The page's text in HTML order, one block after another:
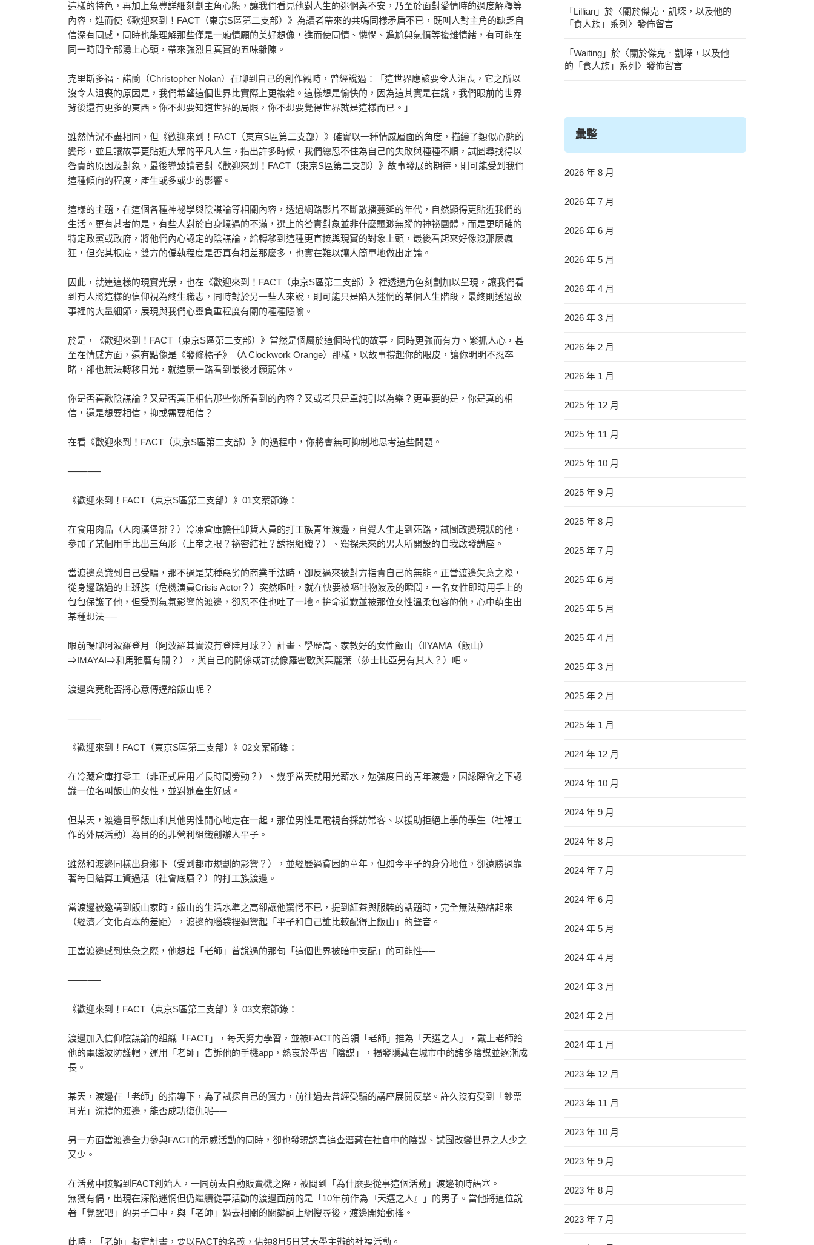
這樣的特色，再加上魚豊詳細刻劃主角心態，讓我們看見他對人生的迷惘與不安，乃至於面對愛情時的過度解釋等
內容，進而使《歡迎來到！FACT（東京S區第二支部）》為讀者帶來的共鳴同樣矛盾不已，既叫人對主角的缺乏自
信深有同感，同時也能理解那些僅是一廂情願的美好想像，進而使同情、憐憫、尷尬與氣憤等複雜情緒，有可能在
同一時間全部湧上心頭，帶來強烈且真實的五味雜陳。
克里斯多福．諾蘭（Christopher Nolan）在聊到自己的創作觀時，曾經說過：「這世界應該要令人沮喪，它之所以
沒令人沮喪的原因是，我們希望這個世界比實際上更複雜。這樣想是愉快的，因為這其實是在說，我們眼前的世界
背後還有更多的東西。你不想要知道世界的局限，你不想要覺得世界就是這樣而已。」
雖然情況不盡相同，但《歡迎來到！FACT（東京S區第二支部）》確實以一種情感層面的角度，描繪了類似心態的
變形，並且讓故事更貼近大眾的平凡人生，指出許多時候，我們總忍不住為自己的失敗與種種不順，試圖尋找得以
咎責的原因及對象，最後導致讀者對《歡迎來到！FACT（東京S區第二支部）》故事發展的期待，則可能受到我們
這種傾向的程度，產生或多或少的影響。
這樣的主題，在這個各種神祕學與陰謀論等相關內容，透過網路影片不斷散播蔓延的年代，自然顯得更貼近我們的
生活。更有甚者的是，有些人對於自身境遇的不滿，選上的咎責對象並非什麼飄渺無蹤的神祕團體，而是更明確的
特定政黨或政府，將他們內心認定的陰謀論，給轉移到這種更直接與現實的對象上頭，最後看起來好像沒那麼瘋
狂，但究其根底，雙方的偏執程度是否真有相差那麼多，也實在難以讓人簡單地做出定論。
因此，就連這樣的現實光景，也在《歡迎來到！FACT（東京S區第二支部）》裡透過角色刻劃加以呈現，讓我們看
到有人將這樣的信仰視為終生職志，同時對於另一些人來說，則可能只是陷入迷惘的某個人生階段，最終則透過故
事裡的大量細節，展現與我們心靈負重程度有關的種種隱喻。
於是，《歡迎來到！FACT（東京S區第二支部）》當然是個屬於這個時代的故事，同時更強而有力、緊抓人心，甚
至在情感方面，還有點像是《發條橘子》（A Clockwork Orange）那樣，以故事撐起你的眼皮，讓你明明不忍卒
睹，卻也無法轉移目光，就這麼一路看到最後才願罷休。
你是否喜歡陰謀論？又是否真正相信那些你所看到的內容？又或者只是單純引以為樂？更重要的是，你是真的相
信，還是想要相信，抑或需要相信？
在看《歡迎來到！FACT（東京S區第二支部）》的過程中，你將會無可抑制地思考這些問題。
─────
《歡迎來到！FACT（東京S區第二支部）》01文案節錄：
在食用肉品（人肉漢堡排？）冷凍倉庫擔任卸貨人員的打工族青年渡邊，自覺人生走到死路，試圖改變現狀的他，
參加了某個用手比出三角形（上帝之眼？祕密結社？誘拐組織？）、窺探未來的男人所開設的自我啟發講座。
當渡邊意識到自己受騙，那不過是某種惡劣的商業手法時，卻反過來被對方指責自己的無能。正當渡邊失意之際，
從身邊路過的上班族（危機演員Crisis Actor？）突然嘔吐，就在快要被嘔吐物波及的瞬間，一名女性即時用手上的
包包保護了他，但受到氣氛影響的渡邊，卻忍不住也吐了一地。拚命道歉並被那位女性溫柔包容的他，心中萌生出
某種想法──
眼前暢聊阿波羅登月（阿波羅其實沒有登陸月球？）計畫、學歷高、家教好的女性飯山（IIYAMA（飯山）
⇒IMAYAI⇒和馬雅曆有關？），與自己的關係或許就像羅密歐與茱麗葉（莎士比亞另有其人？）吧。
渡邊究竟能否將心意傳達給飯山呢？
─────
《歡迎來到！FACT（東京S區第二支部）》02文案節錄：
在冷藏倉庫打零工（非正式雇用／長時間勞動？）、幾乎當天就用光薪水，勉強度日的青年渡邊，因緣際會之下認
識一位名叫飯山的女性，並對她產生好感。
但某天，渡邊目擊飯山和其他男性開心地走在一起，那位男性是電視台採訪常客、以援助拒絕上學的學生（社福工
作的外展活動）為目的的非營利組織創辦人平子。
雖然和渡邊同樣出身鄉下（受到都市規劃的影響？），並經歷過貧困的童年，但如今平子的身分地位，卻遠勝過靠
著每日結算工資過活（社會底層？）的打工族渡邊。
當渡邊被邀請到飯山家時，飯山的生活水準之高卻讓他驚愕不已，提到紅茶與服裝的話題時，完全無法熱絡起來
（經濟／文化資本的差距），渡邊的腦袋裡迴響起「平子和自己誰比較配得上飯山」的聲音。
正當渡邊感到焦急之際，他想起「老師」曾說過的那句「這個世界被暗中支配」的可能性──
─────
《歡迎來到！FACT（東京S區第二支部）》03文案節錄：
渡邊加入信仰陰謀論的組織「FACT」，每天努力學習，並被FACT的首領「老師」推為「天選之人」，戴上老師給
他的電磁波防護帽，運用「老師」告訴他的手機app，熱衷於學習「陰謀」，揭發隱藏在城市中的諸多陰謀並逐漸成
長。
某天，渡邊在「老師」的指導下，為了試探自己的實力，前往過去曾經受騙的講座展開反擊。許久沒有受到「鈔票
耳光」洗禮的渡邊，能否成功復仇呢──
另一方面當渡邊全力參與FACT的示威活動的同時，卻也發現認真追查潛藏在社會中的陰謀、試圖改變世界之人少之
又少。
在活動中接觸到FACT創始人，一同前去自動販賣機之際，被問到「為什麼要從事這個活動」渡邊頓時語塞。
無獨有偶，出現在深陷迷惘但仍繼續從事活動的渡邊面前的是「10年前作為『天選之人』」的男子。當他將這位說
著「覺醒吧」的男子口中，與「老師」過去相關的關鍵詞上網搜尋後，渡邊開始動搖。
此時，「老師」擬定計畫，要以FACT的名義，佔領8月5日某大學主辦的社福活動。
「 Lillian 」於〈關於傑克．凱堔，以及他的
「食人族」系列 〉發佈留言
「 Waiting 」於〈關於傑克．凱堔，以及他
的「食人族」系列 〉發佈留言
彙整
2026 年 8 月
2026 年 7 月
2026 年 6 月
2026 年 5 月
2026 年 4 月
2026 年 3 月
2026 年 2 月
2026 年 1 月
2025 年 12 月
2025 年 11 月
2025 年 10 月
2025 年 9 月
2025 年 8 月
2025 年 7 月
2025 年 6 月
2025 年 5 月
2025 年 4 月
2025 年 3 月
2025 年 2 月
2025 年 1 月
2024 年 12 月
2024 年 10 月
2024 年 9 月
2024 年 8 月
2024 年 7 月
2024 年 6 月
2024 年 5 月
2024 年 4 月
2024 年 3 月
2024 年 2 月
2024 年 1 月
2023 年 12 月
2023 年 11 月
2023 年 10 月
2023 年 9 月
2023 年 8 月
2023 年 7 月